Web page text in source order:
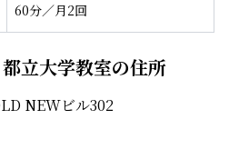
60分／月2回
立大学教室の住所
NEWビル302